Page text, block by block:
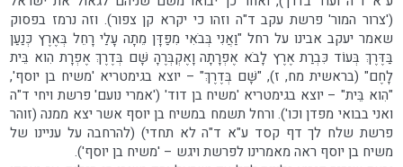
('צרור המור' פרשת עקב ד"ה וזהו כי יקרא קן צפור). וזה נרמז בפסוק
שאמר יעקב אבינו על רחל "וַאֲנִי בְּבֹאִי מִפַּדָּן מֵתָה עָלַי רָחֵל בְּאֶרֶץ כְּנַעַן
בַּדֶּרֶךְ בְּעוֹד כִּבְרַת אֶרֶץ לָבֹא אֶפְרָתָה וָאֶקְבְּרֶהָ שָּׁם בְּדֶרֶךְ אֶפְרָת הִוא בֵּית
לָחֶם" (בראשית מח, ז), "שָּׁם בְּדֶרֶךְ" – יוצא בגימטריא 'משיח בן יוסף',
"הִוא בֵּית" – יוצא בגימטריא 'משיח בן דוד' ('אמרי נועם' פרשת ויחי ד"ה
ואני בבואי מפדן וכו'). ורחל תשמח במשיח בן יוסף אשר יצא ממנה (זוהר
פרשת שלח לך דף קסד ע"א ד"ה לא תחדי) (להרחבה על עניינו של
משיח בן יוסף ראה מאמרינו לפרשת ויגש – 'משיח בן יוסף').